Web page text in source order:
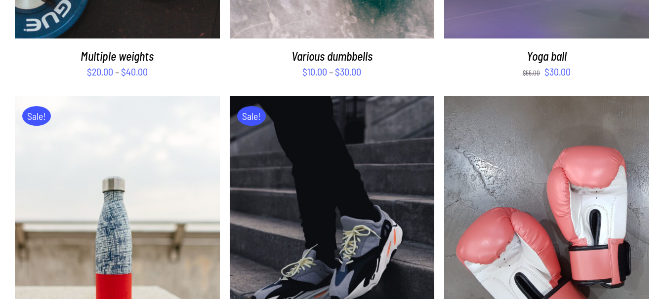
Multiple weights
$20.00 – $40.00
Various dumbbells
$10.00 – $30.00
Yoga ball
$55.00 $30.00
Sale!
ADD TO CART / DETAILS
Sale!
ADD TO CART / DETAILS SELECT OPTIONS / DETAILS